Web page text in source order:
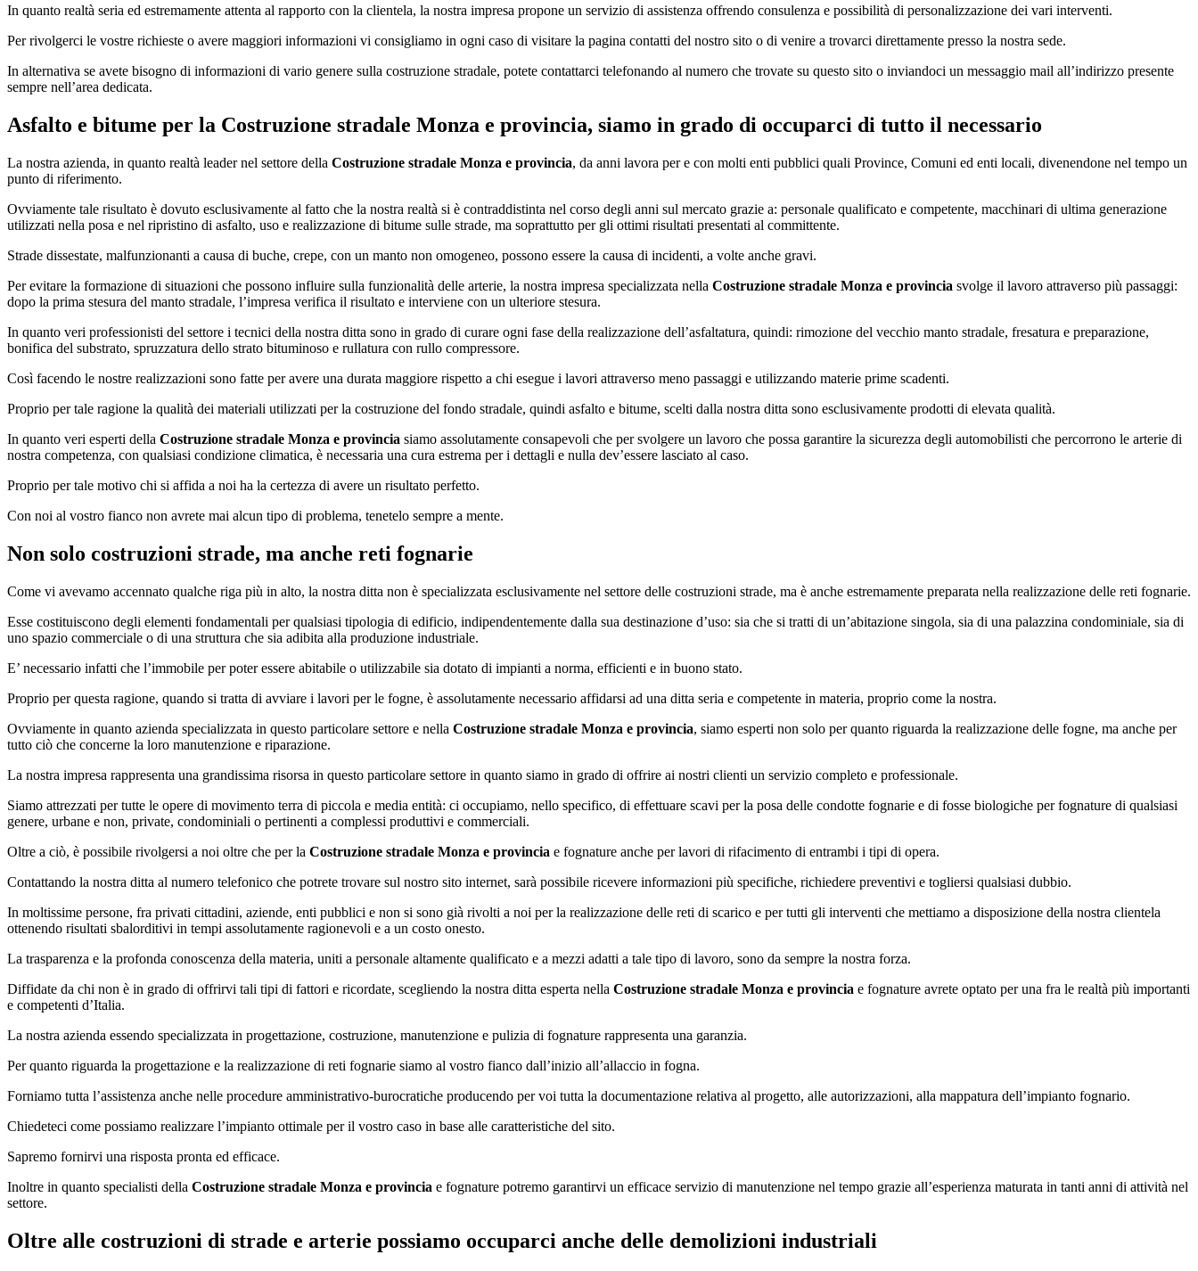
In quanto realtà seria ed estremamente attenta al rapporto con la clientela, la nostra impresa propone un servizio di assistenza offrendo consulenza e possibilità di personalizzazione dei vari interventi.
Per rivolgerci le vostre richieste o avere maggiori informazioni vi consigliamo in ogni caso di visitare la pagina contatti del nostro sito o di venire a trovarci direttamente presso la nostra sede.
In alternativa se avete bisogno di informazioni di vario genere sulla costruzione stradale, potete contattarci telefonando al numero che trovate su questo sito o inviandoci un messaggio mail all’indirizzo presente
sempre nell’area dedicata.
Asfalto e bitume per la Costruzione stradale Monza e provincia, siamo in grado di occuparci di tutto il necessario
La nostra azienda, in quanto realtà leader nel settore della Costruzione stradale Monza e provincia, da anni lavora per e con molti enti pubblici quali Province, Comuni ed enti locali, divenendone nel tempo un
punto di riferimento.
Ovviamente tale risultato è dovuto esclusivamente al fatto che la nostra realtà si è contraddistinta nel corso degli anni sul mercato grazie a: personale qualificato e competente, macchinari di ultima generazione
utilizzati nella posa e nel ripristino di asfalto, uso e realizzazione di bitume sulle strade, ma soprattutto per gli ottimi risultati presentati al committente.
Strade dissestate, malfunzionanti a causa di buche, crepe, con un manto non omogeneo, possono essere la causa di incidenti, a volte anche gravi.
Per evitare la formazione di situazioni che possono influire sulla funzionalità delle arterie, la nostra impresa specializzata nella Costruzione stradale Monza e provincia svolge il lavoro attraverso più passaggi:
dopo la prima stesura del manto stradale, l’impresa verifica il risultato e interviene con un ulteriore stesura.
In quanto veri professionisti del settore i tecnici della nostra ditta sono in grado di curare ogni fase della realizzazione dell’asfaltatura, quindi: rimozione del vecchio manto stradale, fresatura e preparazione,
bonifica del substrato, spruzzatura dello strato bituminoso e rullatura con rullo compressore.
Così facendo le nostre realizzazioni sono fatte per avere una durata maggiore rispetto a chi esegue i lavori attraverso meno passaggi e utilizzando materie prime scadenti.
Proprio per tale ragione la qualità dei materiali utilizzati per la costruzione del fondo stradale, quindi asfalto e bitume, scelti dalla nostra ditta sono esclusivamente prodotti di elevata qualità.
In quanto veri esperti della Costruzione stradale Monza e provincia siamo assolutamente consapevoli che per svolgere un lavoro che possa garantire la sicurezza degli automobilisti che percorrono le arterie di
nostra competenza, con qualsiasi condizione climatica, è necessaria una cura estrema per i dettagli e nulla dev’essere lasciato al caso.
Proprio per tale motivo chi si affida a noi ha la certezza di avere un risultato perfetto.
Con noi al vostro fianco non avrete mai alcun tipo di problema, tenetelo sempre a mente.
Non solo costruzioni strade, ma anche reti fognarie
Come vi avevamo accennato qualche riga più in alto, la nostra ditta non è specializzata esclusivamente nel settore delle costruzioni strade, ma è anche estremamente preparata nella realizzazione delle reti fognarie.
Esse costituiscono degli elementi fondamentali per qualsiasi tipologia di edificio, indipendentemente dalla sua destinazione d’uso: sia che si tratti di un’abitazione singola, sia di una palazzina condominiale, sia di
uno spazio commerciale o di una struttura che sia adibita alla produzione industriale.
E’ necessario infatti che l’immobile per poter essere abitabile o utilizzabile sia dotato di impianti a norma, efficienti e in buono stato.
Proprio per questa ragione, quando si tratta di avviare i lavori per le fogne, è assolutamente necessario affidarsi ad una ditta seria e competente in materia, proprio come la nostra.
Ovviamente in quanto azienda specializzata in questo particolare settore e nella Costruzione stradale Monza e provincia, siamo esperti non solo per quanto riguarda la realizzazione delle fogne, ma anche per
tutto ciò che concerne la loro manutenzione e riparazione.
La nostra impresa rappresenta una grandissima risorsa in questo particolare settore in quanto siamo in grado di offrire ai nostri clienti un servizio completo e professionale.
Siamo attrezzati per tutte le opere di movimento terra di piccola e media entità: ci occupiamo, nello specifico, di effettuare scavi per la posa delle condotte fognarie e di fosse biologiche per fognature di qualsiasi
genere, urbane e non, private, condominiali o pertinenti a complessi produttivi e commerciali.
Oltre a ciò, è possibile rivolgersi a noi oltre che per la Costruzione stradale Monza e provincia e fognature anche per lavori di rifacimento di entrambi i tipi di opera.
Contattando la nostra ditta al numero telefonico che potrete trovare sul nostro sito internet, sarà possibile ricevere informazioni più specifiche, richiedere preventivi e togliersi qualsiasi dubbio.
In moltissime persone, fra privati cittadini, aziende, enti pubblici e non si sono già rivolti a noi per la realizzazione delle reti di scarico e per tutti gli interventi che mettiamo a disposizione della nostra clientela
ottenendo risultati sbalorditivi in tempi assolutamente ragionevoli e a un costo onesto.
La trasparenza e la profonda conoscenza della materia, uniti a personale altamente qualificato e a mezzi adatti a tale tipo di lavoro, sono da sempre la nostra forza.
Diffidate da chi non è in grado di offrirvi tali tipi di fattori e ricordate, scegliendo la nostra ditta esperta nella Costruzione stradale Monza e provincia e fognature avrete optato per una fra le realtà più importanti
e competenti d’Italia.
La nostra azienda essendo specializzata in progettazione, costruzione, manutenzione e pulizia di fognature rappresenta una garanzia.
Per quanto riguarda la progettazione e la realizzazione di reti fognarie siamo al vostro fianco dall’inizio all’allaccio in fogna.
Forniamo tutta l’assistenza anche nelle procedure amministrativo-burocratiche producendo per voi tutta la documentazione relativa al progetto, alle autorizzazioni, alla mappatura dell’impianto fognario.
Chiedeteci come possiamo realizzare l’impianto ottimale per il vostro caso in base alle caratteristiche del sito.
Sapremo fornirvi una risposta pronta ed efficace.
Inoltre in quanto specialisti della Costruzione stradale Monza e provincia e fognature potremo garantirvi un efficace servizio di manutenzione nel tempo grazie all’esperienza maturata in tanti anni di attività nel
settore.
Oltre alle costruzioni di strade e arterie possiamo occuparci anche delle demolizioni industriali